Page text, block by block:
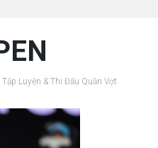
Luyện & Thi Đấu Quần Vợt